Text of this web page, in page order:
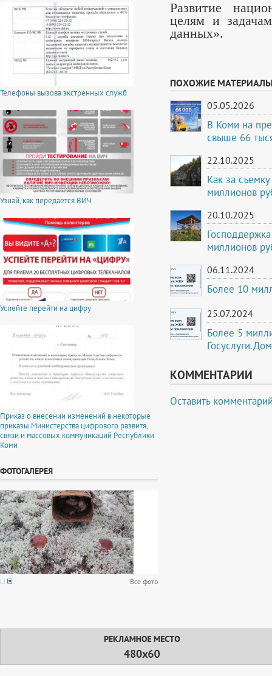
Телефоны вызова экстренных служб
Узнай, как передается ВИЧ
Успейте перейти на цифру
Приказ о внесении изменений в некоторые
приказы Министерства цифрового развитя,
связи и массовых коммуникаций Республики
Коми
ФОТОГАЛЕРЕЯ
Все фото
Развитие
целям и
данных».
ПОХОЖИЕ
05.05.2026
В Коми на
свыше 66
22.10.2025
Как за
миллионов
20.10.2025
миллионов
06.11.2024
Более 10
25.07.2024
Более 5
Госуслуги.Дом
КОММЕНТАРИИ
Оставить